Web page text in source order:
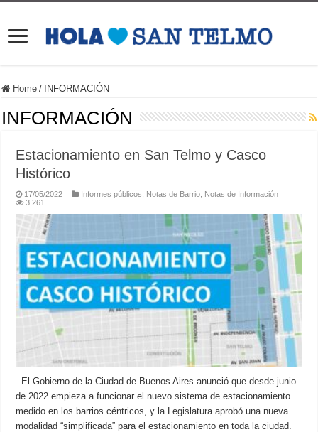
Home / INFORMACIÓN
INFORMACIÓN
Estacionamiento en San Telmo y Casco
Histórico
17/05/2022 Informes públicos Notas de Barrio Notas de Información
3,261
. El Gobierno de la Ciudad de Buenos Aires anunció que desde junio
de 2022 empieza a funcionar el nuevo sistema de estacionamiento
medido en los barrios céntricos, y la Legislatura aprobó una nueva
modalidad “simplificada” para el estacionamiento en toda la ciudad.